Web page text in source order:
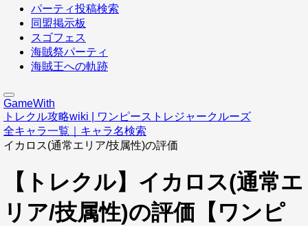
パーティ投稿検索
同盟掲示板
スゴフェス
海賊祭パーティ
海賊王への軌跡
GameWith
トレクル攻略wiki | ワンピーストレジャークルーズ
全キャラ一覧｜キャラ名検索
イカロス(通常エリア/技属性)の評価
【トレクル】イカロス(通常エ
リア/技属性)の評価【ワンピ